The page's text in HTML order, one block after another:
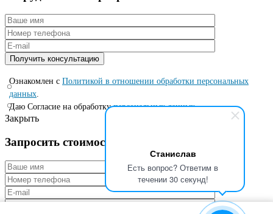
Станислав
Есть вопрос? Ответим в
течении 30 секунд!
Ознакомлен с Политикой в отношении обработки персональных
данных.
Даю Согласие на обработкуперсональных данных..
Закрыть
Запросить стоимость по специальной цене